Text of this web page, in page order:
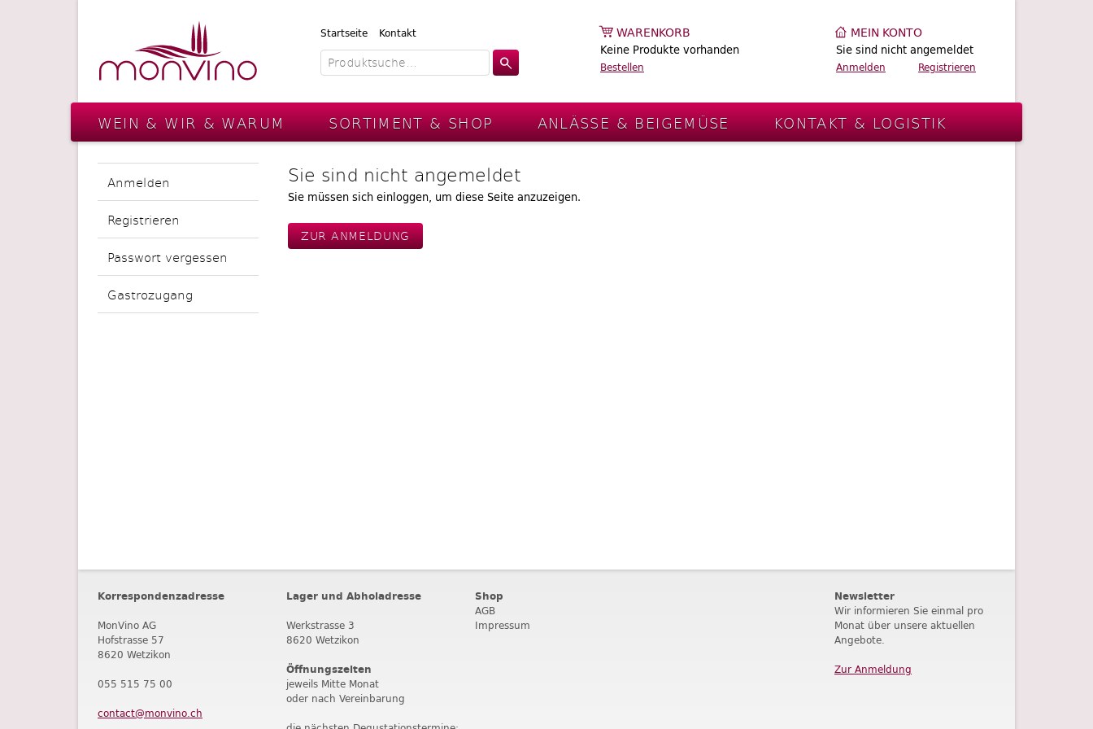
Startseite Kontakt WARENKORB
Keine Produkte vorhanden
Bestellen
MEIN KONTO
Sie sind nicht angemeldet
Anmelden Registrieren
WEIN & WIR & WARUM SORTIMENT & SHOP ANLÄSSE & BEIGEMÜSE KONTAKT & LOGISTIK
Anmelden
Registrieren
Passwort vergessen
Gastrozugang
Sie sind nicht angemeldet
Sie müssen sich einloggen, um diese Seite anzuzeigen.
ZUR ANMELDUNG
Korrespondenzadresse
MonVino AG
Hofstrasse 57
8620 Wetzikon
055 515 75 00
contact@monvino.ch
Lager und Abholadresse
Werkstrasse 3
8620 Wetzikon
Öffnungszeiten
jeweils Mitte Monat
oder nach Vereinbarung
Shop
AGB
Impressum
Newsletter
Wir informieren Sie einmal pro
Monat über unsere aktuellen
Angebote.
Zur Anmeldung